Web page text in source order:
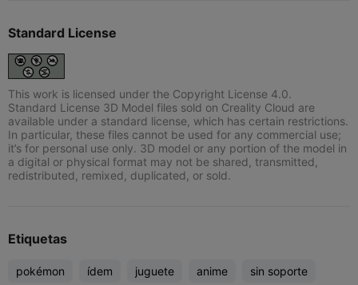
Standard License
This work is licensed under the Copyright License 4.0.
Standard License 3D Model files sold on Creality Cloud are
available under a standard license, which has certain restrictions.
In particular, these files cannot be used for any commercial use;
it’s for personal use only. 3D model or any portion of the model in
a digital or physical format may not be shared, transmitted,
redistributed, remixed, duplicated, or sold.
Etiquetas
pokémon ídem juguete anime sin soporte